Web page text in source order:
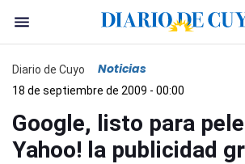
Diario de Cuyo Noticias
18 de septiembre de 2009 - 00:00
Google, listo para
Yahoo! la publicidad